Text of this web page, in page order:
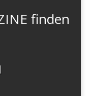
finden